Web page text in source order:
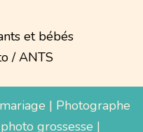
et bébés
/ ANTS
| Photographe
grossesse |